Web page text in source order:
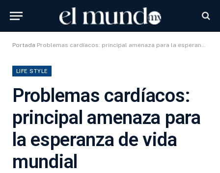
Portada Problemas cardíacos: principal amenaza para la esperanza de vida mundial
LIFE STYLE
Problemas cardíacos:
principal amenaza para
la esperanza de vida
mundial